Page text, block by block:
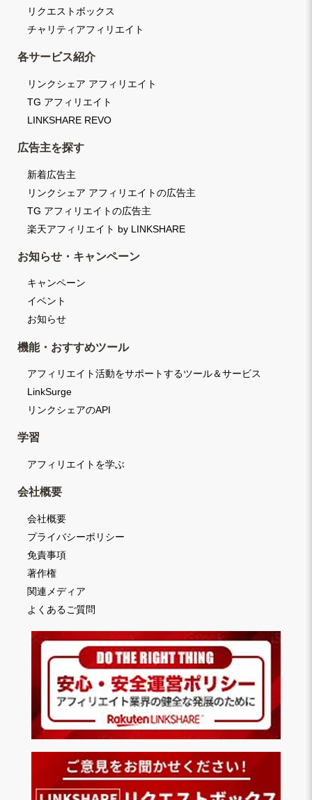
リクエストボックス
チャリティアフィリエイト
各サービス紹介
リンクシェア アフィリエイト
TG アフィリエイト
LINKSHARE REVO
広告主を探す
新着広告主
リンクシェア アフィリエイトの広告主
TG アフィリエイトの広告主
楽天アフィリエイト by LINKSHARE
お知らせ・キャンペーン
キャンペーン
イベント
お知らせ
機能・おすすめツール
アフィリエイト活動をサポートするツール＆サービス
LinkSurge
リンクシェアのAPI
学習
アフィリエイトを学ぶ
会社概要
会社概要
プライバシーポリシー
免責事項
著作権
関連メディア
よくあるご質問